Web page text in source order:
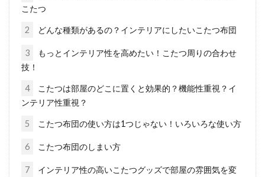
掛け布団と毛布がずれるのはな
ぜ！？その理由と防止方法は？
掛け布団と毛布をしっかり掛けて寝たはずなの
昭和レトロ部屋といえば団地！不
こたつ
2 どんな種類があるの？インテリアにしたいこたつ布団
3
もっとインテリア性を高めたい！こたつ周りの合わせ
技！
4
こたつは部屋のどこに置くと効果的？機能性重視？イ
ンテリア性重視？
5 こたつ布団の使い方は1つじゃない！いろいろな使い方
6 こたつ布団のしまい方
7
インテリア性の高いこたつグッズで部屋の雰囲気を変